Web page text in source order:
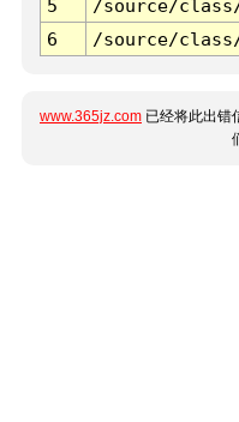
5
/source/
6
/source/
www.365jz.com 已经将此出错